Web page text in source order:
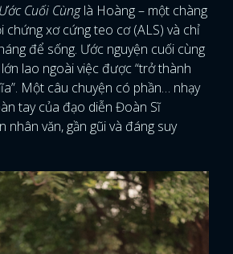
Cuối Cùnglà Hoàng – một chàng
chứng xơ cứng teo cơ (ALS) và chỉ
để sống. Ước nguyện cuối cùng
lao ngoài việc được “trở thành
Một câu chuyện có phần… nhạy
tay của đạo diễn Đoàn Sĩ
nhân văn, gần gũi và đáng suy